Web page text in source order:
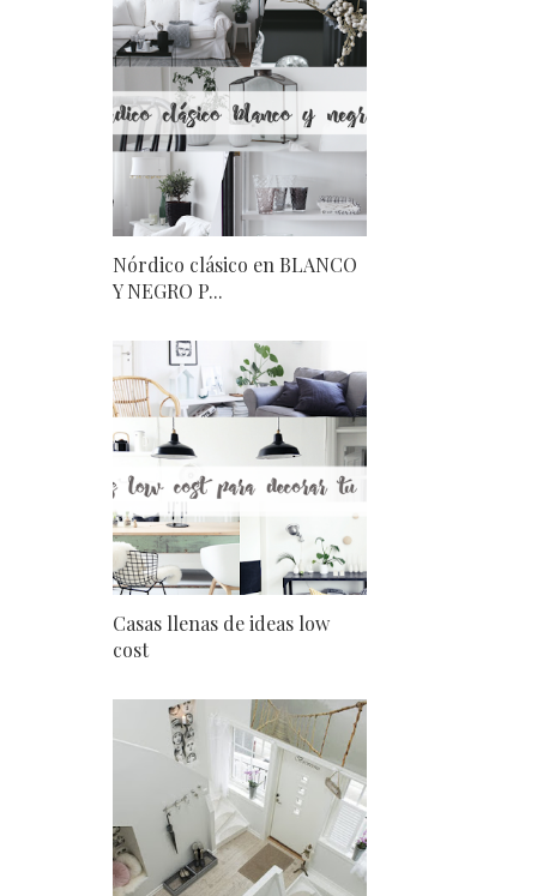
Nórdico clásico en BLANCO
Y NEGRO P...
Casas llenas de ideas low
cost